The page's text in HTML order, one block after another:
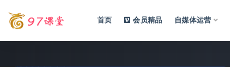
首页 会员精品 自媒体运营